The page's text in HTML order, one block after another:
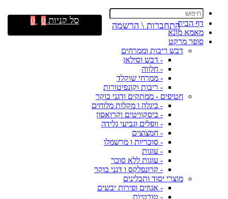
דף הבית
מאמא מונא
סופר מרקט
דבש ריבות וממרחים
- דבש וסילאן
- חלווה
- ממרחי שוקלד
- ריבות וקונפיטורות
חטיפים - ממתקים ודגני בוקר
- ביגלה ו מקלות מלוחים
- ביסקוויטים וקרואסון
- וופלים וגביעי גלידה
- חמצוצים
- סוכריות ו מרשמלו
- עוגות
- עוגות ללא סוכר
- קרונפלקס ו דגני בוקר
מוצרי יסוד ותבלינים
- אגוזים ופירות יבשים
- טורטיות
התחברות \ הרשמה סל קניות 0
0